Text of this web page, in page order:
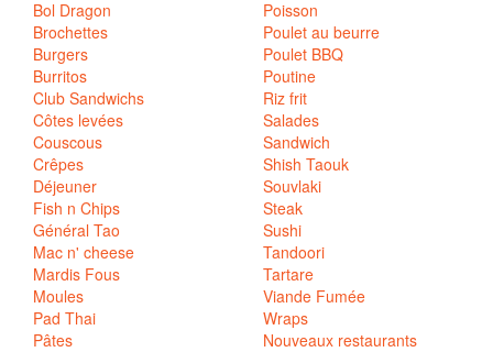
Bol Dragon
Brochettes
Burgers
Burritos
Club Sandwichs
Côtes levées
Couscous
Crêpes
Déjeuner
Fish n Chips
Général Tao
Mac n' cheese
Mardis Fous
Moules
Pad Thai
Pâtes
Poisson
Poulet au beurre
Poulet BBQ
Poutine
Riz frit
Salades
Sandwich
Shish Taouk
Souvlaki
Steak
Sushi
Tandoori
Tartare
Viande Fumée
Wraps
Nouveaux restaurants